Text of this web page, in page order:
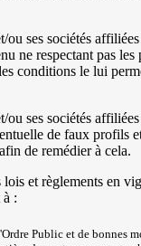
ses sociétés
ne respectant pas les
conditions le lui
ou ses sociétés
de faux profils
de remédier à cela.
et règlements en
à :
Public et de bonnes